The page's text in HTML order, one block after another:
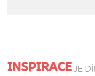
INSPIRACEJE